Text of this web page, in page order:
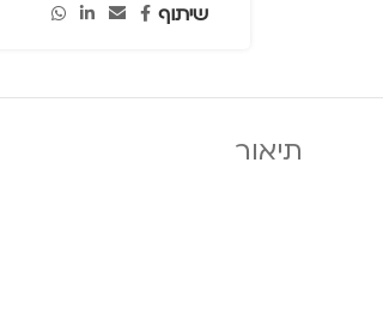
שיתוף
תיאור